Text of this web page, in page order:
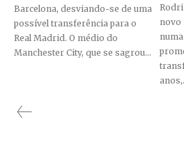
Barcelona, desviando-se de uma
possível transferência para o
Real Madrid. O médio do
Manchester City, que se sagrou...
novo